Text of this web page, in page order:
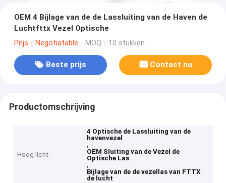
OEM 4 Bijlage van de de Lassluiting van de Haven de
Luchtfttx Vezel Optische
Prijs：Negotiatable MOQ：10 stukken
Beste prijs Contact nu
Productomschrijving
Hoog licht
4 Optische de Lassluiting van de
havenvezel
,
OEM Sluiting van de Vezel de
Optische Las
,
Bijlage van de de vezellas van FTTX
de lucht